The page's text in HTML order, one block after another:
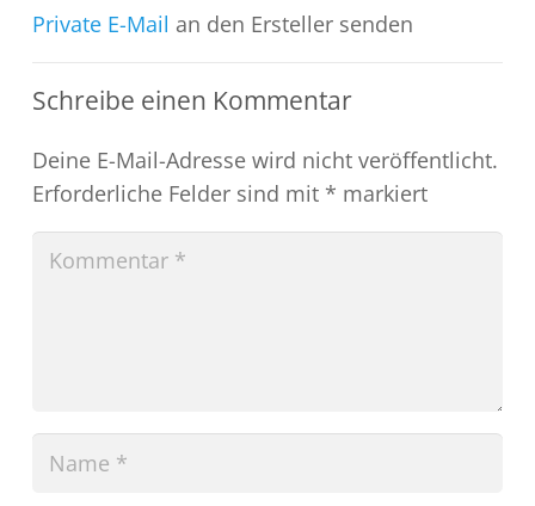
Private E-Mail an den Ersteller senden
Schreibe einen Kommentar
Deine E-Mail-Adresse wird nicht veröffentlicht.
Erforderliche Felder sind mit * markiert